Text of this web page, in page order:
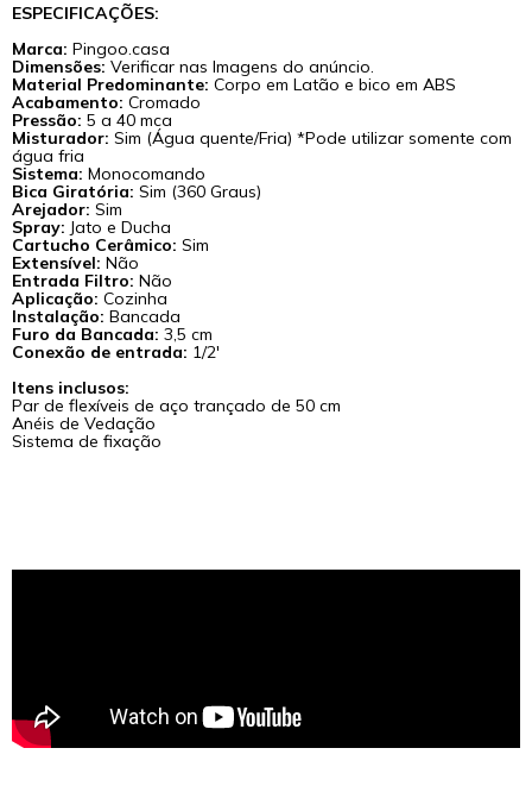
ESPECIFICAÇÕES:
Marca: Pingoo.casa
Dimensões: Verificar nas Imagens do anúncio.
Material Predominante: Corpo em Latão e bico em ABS
Acabamento:Cromado
Pressão: 5 a 40 mca
Misturador: Sim (Água quente/Fria) *Pode utilizar somente com
água fria
Sistema: Monocomando
Bica Giratória:Sim (360 Graus)
Arejador:Sim
Spray: Jato e Ducha
Cartucho Cerâmico: Sim
Extensível:Não
Entrada Filtro:Não
Aplicação:Cozinha
Instalação:Bancada
Furo da Bancada:3,5 cm
Conexão de entrada: 1/2'
Itens inclusos:
Par de flexíveis de aço trançado de 50 cm
Anéis de Vedação
Sistema de fixação